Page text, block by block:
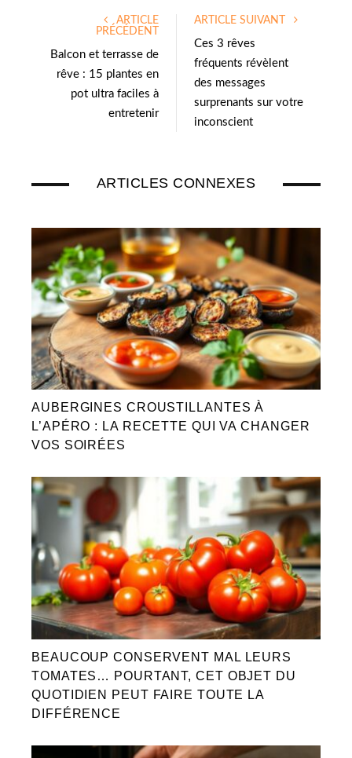
ARTICLE
PRÉCÉDENT
Balcon et terrasse de
rêve : 15 plantes en
pot ultra faciles à
entretenir
ARTICLE SUIVANT
Ces 3 rêves
fréquents révèlent
des messages
surprenants sur votre
inconscient
ARTICLES CONNEXES
AUBERGINES CROUSTILLANTES À
L’APÉRO : LA RECETTE QUI VA CHANGER
VOS SOIRÉES
BEAUCOUP CONSERVENT MAL LEURS
TOMATES… POURTANT, CET OBJET DU
QUOTIDIEN PEUT FAIRE TOUTE LA
DIFFÉRENCE